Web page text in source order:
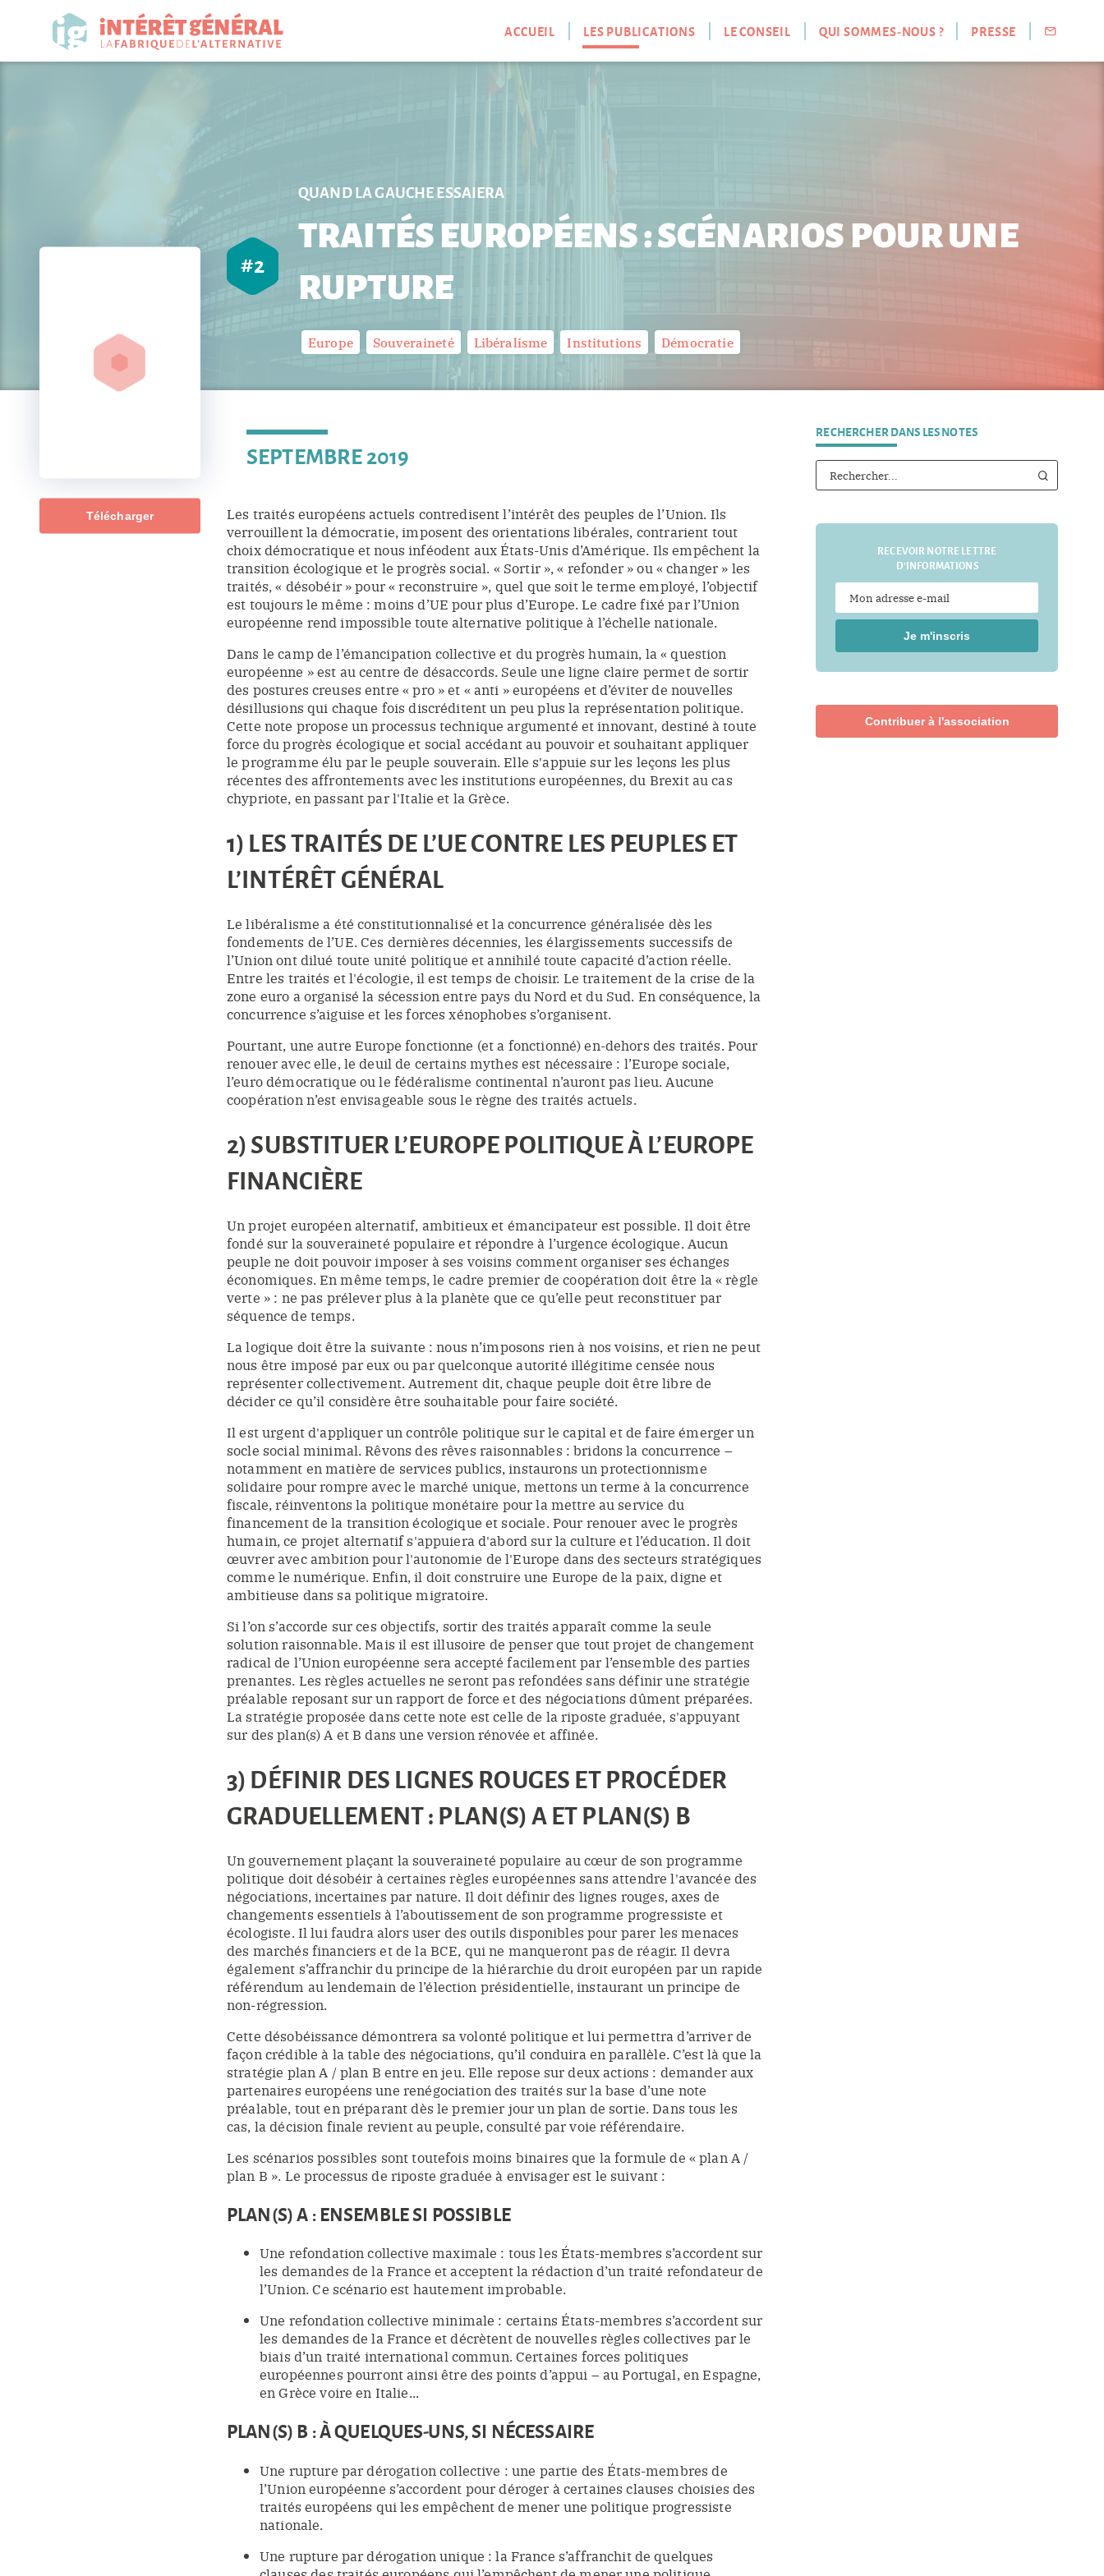
ACCUEIL LES PUBLICATIONS LE CONSEIL QUI SOMMES-NOUS ? PRESSE
#2
QUAND LA GAUCHE ESSAIERA
TRAITÉS EUROPÉENS : SCÉNARIOS POUR UNE
RUPTURE
Europe Souveraineté Libéralisme Institutions Démocratie
Télécharger
SEPTEMBRE 2019
Les traités européens actuels contredisent l’intérêt des peuples de l’Union. Ils
verrouillent la démocratie, imposent des orientations libérales, contrarient tout
choix démocratique et nous inféodent aux États-Unis d’Amérique. Ils empêchent la
transition écologique et le progrès social. « Sortir », « refonder » ou « changer » les
traités, « désobéir » pour « reconstruire », quel que soit le terme employé, l’objectif
est toujours le même : moins d’UE pour plus d’Europe. Le cadre fixé par l’Union
européenne rend impossible toute alternative politique à l’échelle nationale.
Dans le camp de l’émancipation collective et du progrès humain, la « question
européenne » est au centre de désaccords. Seule une ligne claire permet de sortir
des postures creuses entre « pro » et « anti » européens et d’éviter de nouvelles
désillusions qui chaque fois discréditent un peu plus la représentation politique.
Cette note propose un processus technique argumenté et innovant, destiné à toute
force du progrès écologique et social accédant au pouvoir et souhaitant appliquer
le programme élu par le peuple souverain. Elle s'appuie sur les leçons les plus
récentes des affrontements avec les institutions européennes, du Brexit au cas
chypriote, en passant par l'Italie et la Grèce.
1) LES TRAITÉS DE L’UE CONTRE LES PEUPLES ET
L’INTÉRÊT GÉNÉRAL
Le libéralisme a été constitutionnalisé et la concurrence généralisée dès les
fondements de l’UE. Ces dernières décennies, les élargissements successifs de
l’Union ont dilué toute unité politique et annihilé toute capacité d’action réelle.
Entre les traités et l'écologie, il est temps de choisir. Le traitement de la crise de la
zone euro a organisé la sécession entre pays du Nord et du Sud. En conséquence, la
concurrence s’aiguise et les forces xénophobes s’organisent.
Pourtant, une autre Europe fonctionne (et a fonctionné) en-dehors des traités. Pour
renouer avec elle, le deuil de certains mythes est nécessaire : l’Europe sociale,
l’euro démocratique ou le fédéralisme continental n’auront pas lieu. Aucune
coopération n’est envisageable sous le règne des traités actuels.
2) SUBSTITUER L’EUROPE POLITIQUE À L’EUROPE
FINANCIÈRE
Un projet européen alternatif, ambitieux et émancipateur est possible. Il doit être
fondé sur la souveraineté populaire et répondre à l’urgence écologique. Aucun
peuple ne doit pouvoir imposer à ses voisins comment organiser ses échanges
économiques. En même temps, le cadre premier de coopération doit être la « règle
verte » : ne pas prélever plus à la planète que ce qu’elle peut reconstituer par
séquence de temps.
La logique doit être la suivante : nous n’imposons rien à nos voisins, et rien ne peut
nous être imposé par eux ou par quelconque autorité illégitime censée nous
représenter collectivement. Autrement dit, chaque peuple doit être libre de
décider ce qu’il considère être souhaitable pour faire société.
Il est urgent d'appliquer un contrôle politique sur le capital et de faire émerger un
socle social minimal. Rêvons des rêves raisonnables : bridons la concurrence –
notamment en matière de services publics, instaurons un protectionnisme
solidaire pour rompre avec le marché unique, mettons un terme à la concurrence
fiscale, réinventons la politique monétaire pour la mettre au service du
financement de la transition écologique et sociale. Pour renouer avec le progrès
humain, ce projet alternatif s'appuiera d'abord sur la culture et l’éducation. Il doit
œuvrer avec ambition pour l'autonomie de l'Europe dans des secteurs stratégiques
comme le numérique. Enfin, il doit construire une Europe de la paix, digne et
ambitieuse dans sa politique migratoire.
Si l’on s’accorde sur ces objectifs, sortir des traités apparaît comme la seule
solution raisonnable. Mais il est illusoire de penser que tout projet de changement
radical de l’Union européenne sera accepté facilement par l’ensemble des parties
prenantes. Les règles actuelles ne seront pas refondées sans définir une stratégie
préalable reposant sur un rapport de force et des négociations dûment préparées.
La stratégie proposée dans cette note est celle de la riposte graduée, s'appuyant
sur des plan(s) A et B dans une version rénovée et affinée.
3) DÉFINIR DES LIGNES ROUGES ET PROCÉDER
GRADUELLEMENT : PLAN(S) A ET PLAN(S) B
Un gouvernement plaçant la souveraineté populaire au cœur de son programme
politique doit désobéir à certaines règles européennes sans attendre l'avancée des
négociations, incertaines par nature. Il doit définir des lignes rouges, axes de
changements essentiels à l’aboutissement de son programme progressiste et
écologiste. Il lui faudra alors user des outils disponibles pour parer les menaces
des marchés financiers et de la BCE, qui ne manqueront pas de réagir. Il devra
également s’affranchir du principe de la hiérarchie du droit européen par un rapide
référendum au lendemain de l’élection présidentielle, instaurant un principe de
non-régression.
Cette désobéissance démontrera sa volonté politique et lui permettra d’arriver de
façon crédible à la table des négociations, qu’il conduira en parallèle. C’est là que la
stratégie plan A / plan B entre en jeu. Elle repose sur deux actions : demander aux
partenaires européens une renégociation des traités sur la base d’une note
préalable, tout en préparant dès le premier jour un plan de sortie. Dans tous les
cas, la décision finale revient au peuple, consulté par voie référendaire.
Les scénarios possibles sont toutefois moins binaires que la formule de « plan A /
plan B ». Le processus de riposte graduée à envisager est le suivant :
PLAN(S) A : ENSEMBLE SI POSSIBLE
Une refondation collective maximale : tous les États-membres s’accordent sur
les demandes de la France et acceptent la rédaction d’un traité refondateur de
l’Union. Ce scénario est hautement improbable.
Une refondation collective minimale : certains États-membres s’accordent sur
les demandes de la France et décrètent de nouvelles règles collectives par le
biais d’un traité international commun. Certaines forces politiques
européennes pourront ainsi être des points d’appui – au Portugal, en Espagne,
en Grèce voire en Italie...
PLAN(S) B : À QUELQUES-UNS, SI NÉCESSAIRE
Une rupture par dérogation collective : une partie des États-membres de
l’Union européenne s’accordent pour déroger à certaines clauses choisies des
traités européens qui les empêchent de mener une politique progressiste
nationale.
Une rupture par dérogation unique : la France s’affranchit de quelques
RECHERCHER DANS LES NOTES
RECEVOIR NOTRE LETTRE
D'INFORMATIONS
Je m'inscris
Contribuer à l'association